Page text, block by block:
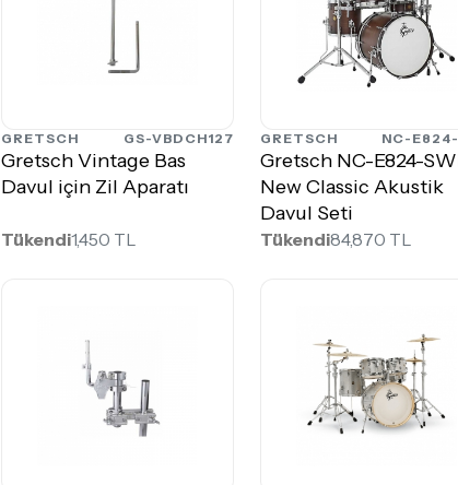
GRETSCH GS-VBDCH127
Gretsch Vintage Bas
Davul için Zil Aparatı
Tükendi1,450 TL
GRETSCH NC-
Gretsch NC-E824-
New Classic Akustik
Davul Seti
Tükendi84,870 TL